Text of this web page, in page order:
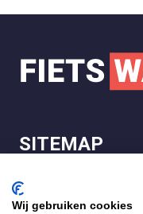
SITEMAP
LEGAL
Wij gebruiken cookies